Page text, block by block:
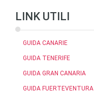
LINK UTILI
GUIDA CANARIE
GUIDA TENERIFE
GUIDA GRAN CANARIA
GUIDA FUERTEVENTURA